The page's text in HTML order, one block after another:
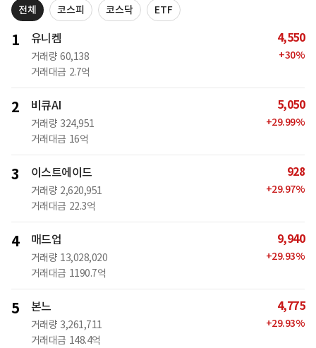
전체 코스피 코스닥 ETF
1 유니켐
거래량 60,138
거래대금 2.7억
4,550
+30%
2 비큐AI
거래량 324,951
거래대금 16억
5,050
+29.99%
3 이스트에이드
거래량 2,620,951
거래대금 22.3억
928
+29.97%
4 매드업
거래량 13,028,020
거래대금 1190.7억
9,940
+29.93%
5 본느
거래량 3,261,711
거래대금 148.4억
4,775
+29.93%